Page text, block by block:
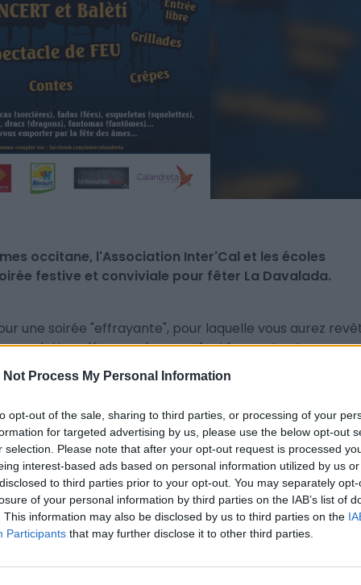
Not Process My Personal Information
opt-out of the sale, sharing to third parties, or processing of your
for targeted advertising by us, please use the below opt-out
selection. Please note that after your opt-out request is processed
interest-based ads based on personal information utilized by us
to third parties prior to your opt-out. You may separately
of your personal information by third parties on the IAB’s list of
This information may also be disclosed by us to third parties on the
Participants that may further disclose it to other third parties.
occitane, l'Association Inter'Cal et les écoles
festive et conviviale pour fêter La Davalada.
une soirée "effrayante", pour laquelle vous aurez
squelettes, démons, dragons, fantômes et autres
Peyrou pour s'amuser et vivre pleinement cette
avec des lots à gagner, des stands de maquillage pour
des initiations aux rituels de la Martror(la veille de la
bien d'autres surprises...
invitera à entrer dans la danse et à investir le